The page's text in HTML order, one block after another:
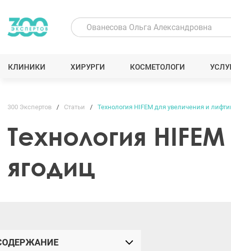
КЛИНИКИ ХИРУРГИ КОСМЕТОЛОГИ
300 Экспертов Статьи Технология HIFEM для увеличения и
Технология
ягодиц